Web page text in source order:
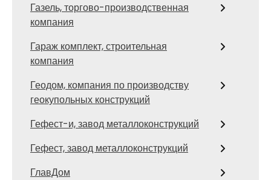
Газель, торгово-производственная
компания
Гараж комплект, строительная
компания
Геодом, компания по производству
геокупольных конструкций
Гефест-и, завод металлоконструкций
Гефест, завод металлоконструкций
ГлавДом